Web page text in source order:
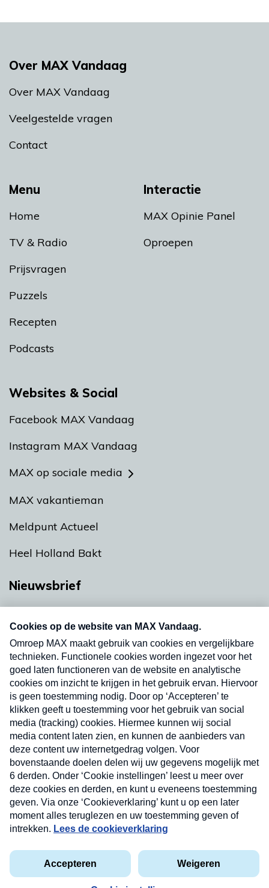
Menu
Home
TV & Radio
Prijsvragen
Puzzels
Recepten
Podcasts
Interactie
MAX Opinie Panel
Oproepen
Over MAX Vandaag
Over MAX Vandaag
Veelgestelde vragen
Contact
Websites & Social
Facebook MAX Vandaag
Instagram MAX Vandaag
MAX op sociale media
MAX vakantieman
Meldpunt Actueel
Heel Holland Bakt
Nieuwsbrief
nieuwsbrief. Elke vrijdag- en dinsdagochtend in
uw mailbox.
Verzend
Privacyverklaring
Cookieverklaring
Kwetsbaarheid melden
Copyright © 2026 MAX Vandaag - Omroep MAX
Nieuwsbrief
Neem hier een gratis abonnement op onze
nieuwsbrief. Elke vrijdag- en dinsdagochtend in uw